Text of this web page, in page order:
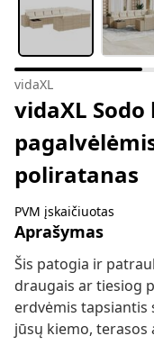
vidaXL
vidaXL
poliratanas
PVM įskaičiuotas
Aprašymas
Šis patogia ir
draugais ar tiesiog
erdvėmis
jūsų kiemo, terasos